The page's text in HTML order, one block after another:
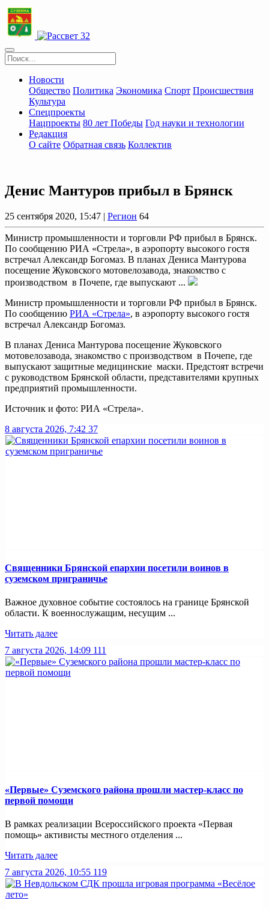
Новости
Общество Политика Экономика Спорт Происшествия
Культура
Спецпроекты
Нацпроекты 80 лет Победы Год науки и технологии
Редакция
О сайте Обратная связь Коллектив
Денис Мантуров прибыл в Брянск
25 сентября 2020, 15:47 | Регион 64
Министр промышленности и торговли РФ прибыл в Брянск.
По сообщению РИА «Стрела», в аэропорту высокого гостя
встречал Александр Богомаз. В планах Дениса Мантурова
посещение Жуковского мотовелозавода, знакомство с
производством в Почепе, где выпускают ...
Министр промышленности и торговли РФ прибыл в Брянск.
По сообщению РИА «Стрела», в аэропорту высокого гостя
встречал Александр Богомаз.
В планах Дениса Мантурова посещение Жуковского
мотовелозавода, знакомство с производством в Почепе, где
выпускают защитные медицинские маски. Предстоят встречи
с руководством Брянской области, представителями крупных
предприятий промышленности.
Источник и фото: РИА «Стрела».
8 августа 2026, 7:42 37
Священники Брянской епархии посетили воинов в
суземском приграничье
Важное духовное событие состоялось на границе Брянской
области. К военнослужащим, несущим ...
Читать далее
7 августа 2026, 14:09 111
«Первые» Суземского района прошли мастер-класс по
первой помощи
В рамках реализации Всероссийского проекта «Первая
помощь» активисты местного отделения ...
Читать далее
7 августа 2026, 10:55 119